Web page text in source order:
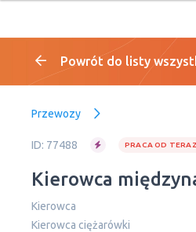
Powrót do listy
Przewozy
ID: 77488 PRACA OD TERAZ
Kierowca
Kierowca
Kierowca ciężarówki